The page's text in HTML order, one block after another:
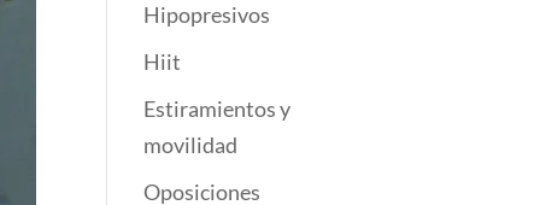
Hipopresivos
Hiit
Estiramientos y
movilidad
Oposiciones